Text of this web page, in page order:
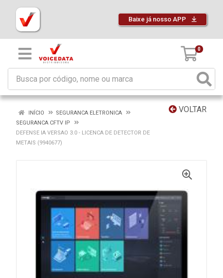
Baixe já nosso APP
0
VOLTAR
INÍCIO
SEGURANCA ELETRONICA
SEGURANCA CFTV IP
DEFENSE IA VERSAO 3.0 - LICENCA DE DETECTOR DE
METAIS (9940677)